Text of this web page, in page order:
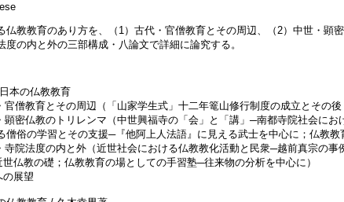
仏教教育のあり方を、（1）古代・官僧教育とその周辺、（2）中世・顕
度の内と外の三部構成・八論文で詳細に論究する。
本の仏教教育
官僧教育とその周辺（「山家学生式」十二年篭山修行制度の成立とその後
顕密仏教のトリレンマ（中世興福寺の「会」と「講」─南都寺院社会にお
僧俗の学習とその支援─『他阿上人法語』に見える武士を中心に；仏教教
寺院法度の内と外（近世社会における仏教教化活動と民衆─越前真宗の事
仏教の礎；仏教教育の場としての手習塾─往来物の分析を中心に）
展望